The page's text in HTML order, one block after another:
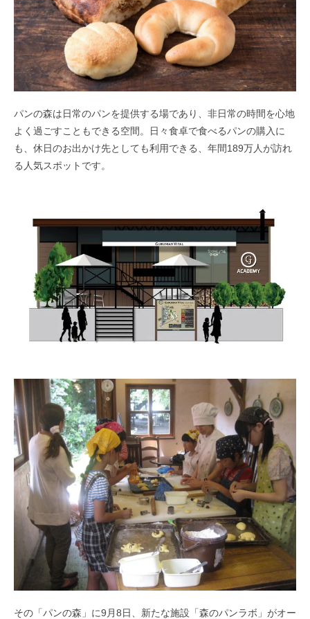
パンの森は日常のパンを提供する場であり、非日常の時間を心地
よく過ごすこともできる空間。日々食卓で食べるパンの購入に
も、休日のお出かけ先としても利用できる、年間189万人が訪れ
る人気スポットです。
その「パンの森」に9月8日、新たな施設「森のパンラボ」がオー